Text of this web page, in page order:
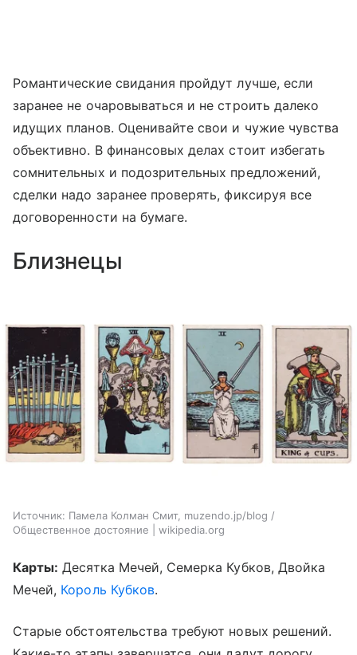
Романтические свидания пройдут лучше, если
заранее не очаровываться и не строить далеко
идущих планов. Оценивайте свои и чужие чувства
объективно. В финансовых делах стоит избегать
сомнительных и подозрительных предложений,
сделки надо заранее проверять, фиксируя все
договоренности на бумаге.
Близнецы
Источник: Памела Колман Смит, muzendo.jp/blog /
Общественное достояние | wikipedia.org
Карты: Десятка Мечей, Семерка Кубков, Двойка
Мечей, Король Кубков.
Старые обстоятельства требуют новых решений.